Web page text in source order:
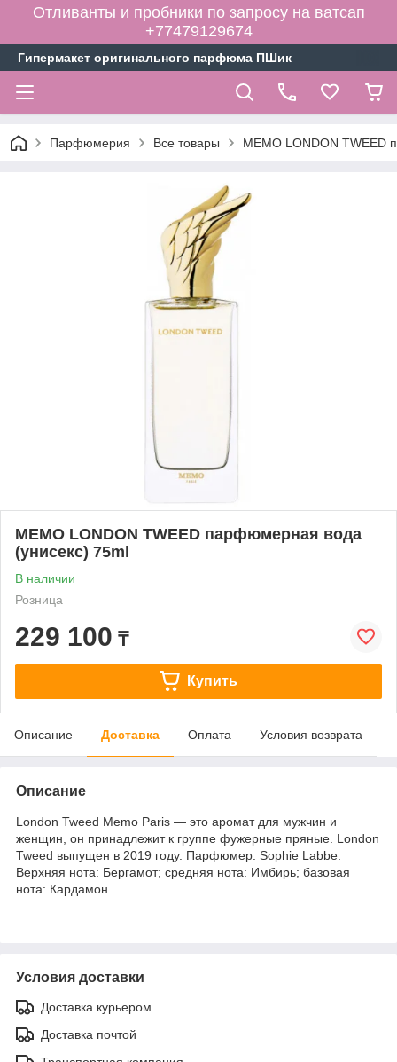
Отливанты и пробники по запросу на ватсап
+77479129674
Гипермакет оригинального парфюма ПШик
Парфюмерия Все товары MEMO LONDON TWEED
MEMO LONDON TWEED парфюмерная вода
(унисекс) 75ml
В наличии
Розница
229 100 ₸
Купить
Описание Доставка Оплата Условия возврата
Описание
London Tweed Memo Paris — это аромат для мужчин и
женщин, он принадлежит к группе фужерные пряные. London
Tweed выпущен в 2019 году. Парфюмер: Sophie Labbe.
Верхняя нота: Бергамот; средняя нота: Имбирь; базовая
нота: Кардамон.
Условия доставки
Доставка курьером
Доставка почтой